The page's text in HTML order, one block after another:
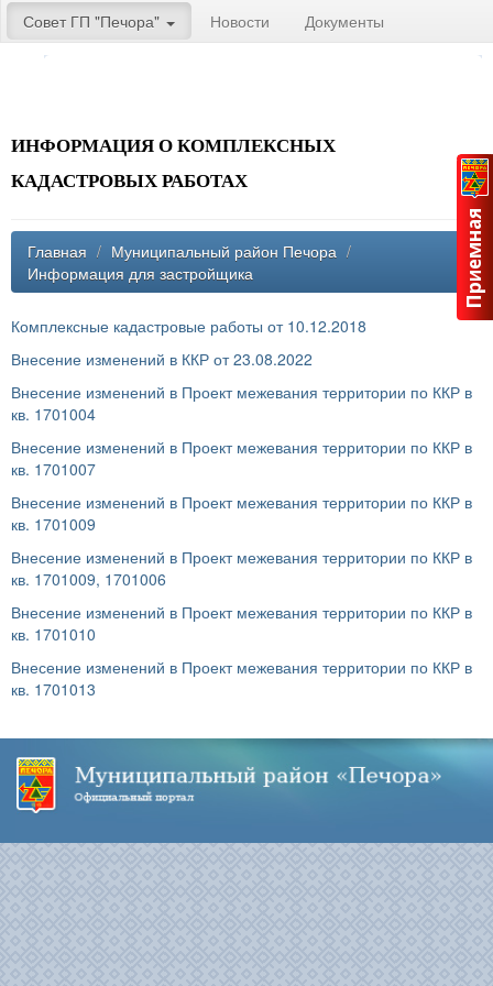
Совет ГП "Печора" Новости Документы
ИНФОРМАЦИЯ О КОМПЛЕКСНЫХ
КАДАСТРОВЫХ РАБОТАХ
Главная / Муниципальный район Печора /
Информация для застройщика
Комплексные кадастровые работы от 10.12.2018
Внесение изменений в ККР от 23.08.2022
Внесение изменений в Проект межевания территории по ККР в
кв. 1701004
Внесение изменений в Проект межевания территории по ККР в
кв. 1701007
Внесение изменений в Проект межевания территории по ККР в
кв. 1701009
Внесение изменений в Проект межевания территории по ККР в
кв. 1701009, 1701006
Внесение изменений в Проект межевания территории по ККР в
кв. 1701010
Внесение изменений в Проект межевания территории по ККР в
кв. 1701013